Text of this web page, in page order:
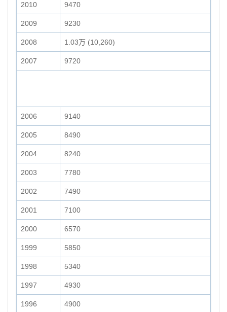
2010 9470
2009 9230
2008 1.03万 (10,260)
2007 9720
2006 9140
2005 8490
2004 8240
2003 7780
2002 7490
2001 7100
2000 6570
1999 5850
1998 5340
1997 4930
1996 4900